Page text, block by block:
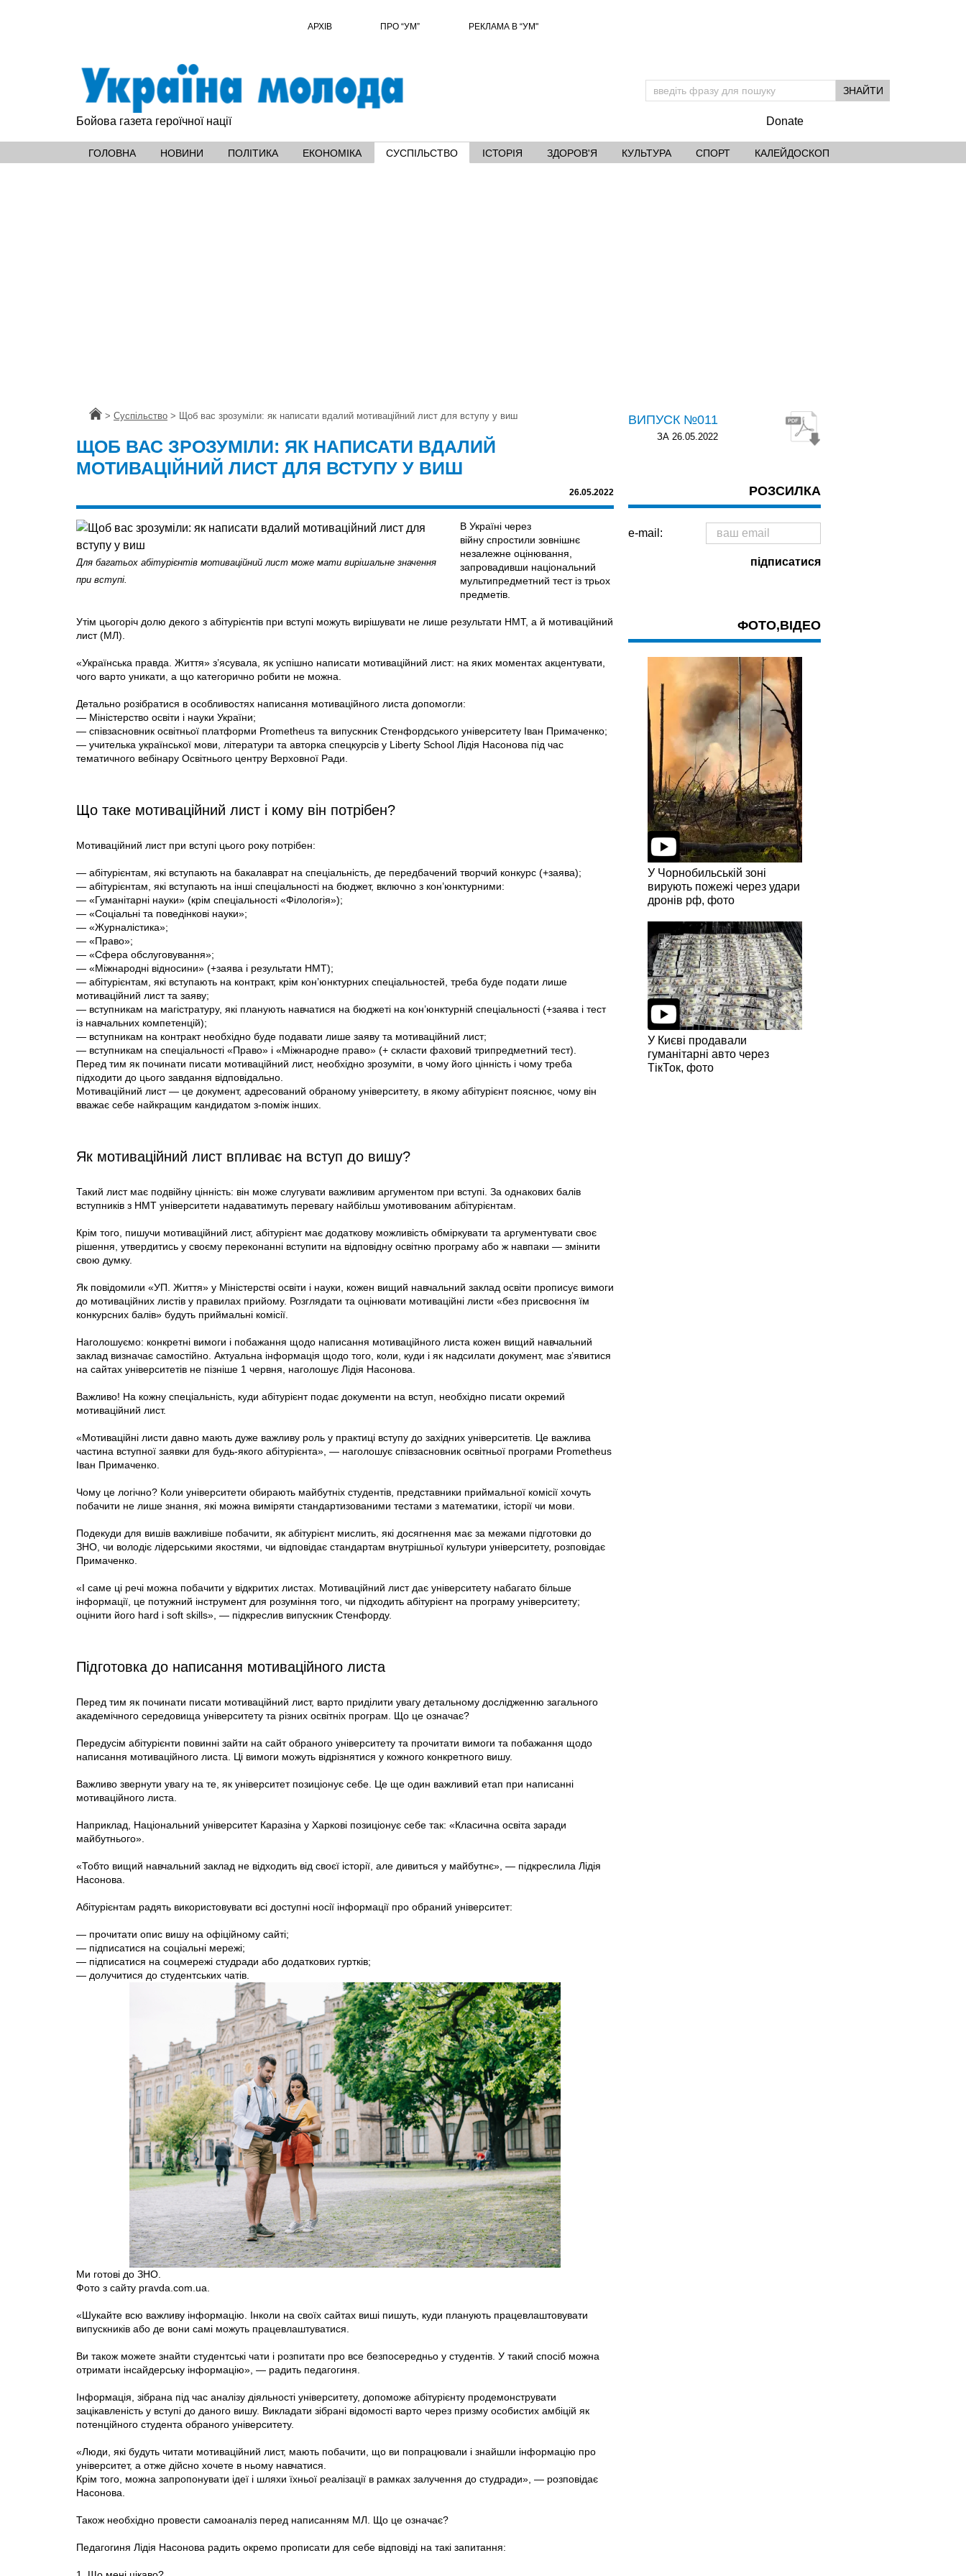
АРХІВ ПРО “УМ” РЕКЛАМА В “УМ"
Бойова газета героїчної нації Donate
ГОЛОВНА НОВИНИ ПОЛІТИКА ЕКОНОМІКА СУСПІЛЬСТВО ІСТОРІЯ ЗДОРОВ'Я КУЛЬТУРА СПОРТ КАЛЕЙДОСКОП
Головна
> Суспільство > Щоб вас зрозуміли: як написати вдалий мотиваційний лист для вступу у виш
ЩОБ ВАС ЗРОЗУМІЛИ: ЯК НАПИСАТИ ВДАЛИЙ
МОТИВАЦІЙНИЙ ЛИСТ ДЛЯ ВСТУПУ У ВИШ
26.05.2022
Для багатьох абітурієнтів мотиваційний лист може мати вирішальне значення
при вступі.
В Україні через
війну спростили зовнішнє
незалежне оцінювання,
запровадивши національний
мультипредметний тест із трьох
предметів.
Утім цьогоріч долю декого з абітурієнтів при вступі можуть вирішувати не лише результати НМТ, а й мотиваційний
лист (МЛ).
«Українська правда. Життя» з’ясувала, як успішно написати мотиваційний лист: на яких моментах акцентувати,
чого варто уникати, а що категорично робити не можна.
Детально розібратися в особливостях написання мотиваційного листа допомогли:
— Міністерство освіти і науки України;
— співзасновник освітньої платформи Prometheus та випуск­ник Стенфордського університету Іван Примаченко;
— учителька української мови, літератури та авторка спецкурсів у Liberty School Лідія Насонова під час
тематичного вебінару Освітнього центру Верховної Ради.
Що таке мотиваційний лист і кому він потрібен?
Мотиваційний лист при вступі цього року потрібен:
— абітурієнтам, які вступають на бакалаврат на спеціальність, де передбачений творчий конкурс (+заява);
— абітурієнтам, які вступають на інші спеціальності на бюджет, включно з кон’юнктурними:
— «Гуманітарні науки» (крім спеціальності «Філологія»);
— «Соціальні та поведінкові науки»;
— «Журналістика»;
— «Право»;
— «Сфера обслуговування»;
— «Міжнародні відносини» (+заява і результати НМТ);
— абітурієнтам, які вступають на контракт, крім кон’юнктурних спеціальностей, треба буде подати лише
мотиваційний лист та заяву;
— вступникам на магістратуру, які планують навчатися на бюджеті на кон’юнктурній спеціальності (+заява і тест
із навчальних компетенцій);
— вступникам на контракт необхідно буде подавати лише заяву та мотиваційний лист;
— вступникам на спеціальності «Право» і «Міжнародне право» (+ скласти фаховий трипредметний тест).
Перед тим як починати писати мотиваційний лист, необхідно зрозуміти, в чому його цінність і чому треба
підходити до цього завдання відповідально.
Мотиваційний лист — це документ, адресований обраному університету, в якому абітурієнт пояснює, чому він
вважає себе найкращим кандидатом з-поміж інших.
Як мотиваційний лист впливає на вступ до вишу?
Такий лист має подвійну цінність: він може слугувати важливим аргументом при вступі. За однакових балів
вступників з НМТ університети надаватимуть перевагу найбільш умотивованим абітурієнтам.
Крім того, пишучи мотиваційний лист, абітурієнт має додаткову можливість обміркувати та аргументувати своє
рішення, утвердитись у своєму переконанні вступити на відповідну освітню програму або ж навпаки — змінити
свою думку.
Як повідомили «УП. Життя» у Міністерстві освіти і науки, кожен вищий навчальний заклад освіти прописує вимоги
до мотиваційних листів у правилах прийому. Розглядати та оцінювати мотиваційні листи «без присвоєння їм
конкурсних балів» будуть приймальні комісії.
Наголошуємо: конкретні вимоги і побажання щодо написання мотиваційного листа кожен вищий навчальний
заклад визначає самостійно. Актуальна інформація щодо того, коли, куди і як надсилати документ, має з’явитися
на сайтах університетів не пізніше 1 червня, наголошує Лідія Насонова.
Важливо! На кожну спеціальність, куди абітурієнт подає документи на вступ, необхідно писати окремий
мотиваційний лист.
«Мотиваційні листи давно мають дуже важливу роль у практиці вступу до західних університетів. Це важлива
частина вступної заявки для будь-якого абітурієнта», — наголошує співзасновник освітньої програми Prometheus
Іван Примаченко.
Чому це логічно? Коли університети обирають майбутніх студентів, представники приймальної комісії хочуть
побачити не лише знання, які можна виміряти стандартизованими тестами з математики, історії чи мови.
Подекуди для вишів важливіше побачити, як абітурієнт мислить, які досягнення має за межами підготовки до
ЗНО, чи володіє лідерськими якостями, чи відповідає стандартам внутрішньої культури університету, розповідає
Примаченко.
«І саме ці речі можна побачити у відкритих листах. Мотиваційний лист дає університету набагато більше
інформації, це потужний інструмент для розуміння того, чи підходить абітурієнт на програму університету;
оцінити його hard і soft skills», — підкреслив випускник Стенфорду.
Підготовка до написання мотиваційного листа
Перед тим як починати писати мотиваційний лист, варто приділити увагу детальному дослідженню загального
академічного середовища університету та різних освітніх програм. Що це означає?
Передусім абітурієнти повинні зайти на сайт обраного університету та прочитати вимоги та побажання щодо
написання мотиваційного листа. Ці вимоги можуть відрізнятися у кожного конкретного вишу.
Важливо звернути увагу на те, як університет позиціонує себе. Це ще один важливий етап при написанні
мотиваційного листа.
Наприклад, Національний університет Каразіна у Харкові позиціонує себе так: «Класична освіта заради
майбутнього».
«Тобто вищий навчальний заклад не відходить від своєї історії, але дивиться у майбутнє», — підкреслила Лідія
Насонова.
Абітурієнтам радять використовувати всі доступні носії інформації про обраний університет:
— прочитати опис вишу на офіційному сайті;
— підписатися на соціальні мережі;
— підписатися на соцмережі студради або додаткових гуртків;
— долучитися до студентських чатів.
Ми готові до ЗНО.
Фото з сайту pravda.com.ua.
«Шукайте всю важливу інформацію. Інколи на своїх сайтах виші пишуть, куди планують працевлаштовувати
випускників або де вони самі можуть працевлаштуватися.
Ви також можете знайти студентські чати і розпитати про все безпосередньо у студентів. У такий спосіб можна
отримати інсайдерську інформацію», — радить педагогиня.
Інформація, зібрана під час аналізу діяльності університету, допоможе абітурієнту продемонструвати
зацікавленість у вступі до даного вишу. Викладати зібрані відомості варто через призму особистих амбіцій як
потенційного студента обраного університету.
«Люди, які будуть читати мотиваційний лист, мають побачити, що ви попрацювали і знайшли інформацію про
університет, а отже дійсно хочете в ньому навчатися.
Крім того, можна запропонувати ідеї і шляхи їхньої реалізації в рамках залучення до студради», — розповідає
Насонова.
Також необхідно провести самоаналіз перед написанням МЛ. Що це означає?
Педагогиня Лідія Насонова радить окремо прописати для себе відповіді на такі запитання:
ВИПУСК №011
ЗА 26.05.2022
РОЗСИЛКА
e-mail:
ФОТО,ВІДЕО
У Чорнобильській зоні
вирують пожежі через удари
дронів рф, фото
У Києві продавали
гуманітарні авто через
ТікТок, фото